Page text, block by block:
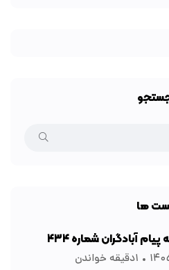
ها
آبادگران شماره ۴۳۴
۱دقیقه خواندن